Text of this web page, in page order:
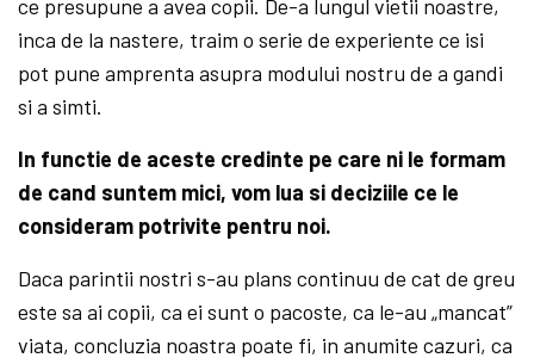
ce presupune a avea copii. De-a lungul vietii noastre,
inca de la nastere, traim o serie de experiente ce isi
pot pune amprenta asupra modului nostru de a gandi
si a simti.
In functie de aceste credinte pe care ni le formam
de cand suntem mici, vom lua si deciziile ce le
consideram potrivite pentru noi.
Daca parintii nostri s-au plans continuu de cat de greu
este sa ai copii, ca ei sunt o pacoste, ca le-au „mancat”
viata, concluzia noastra poate fi, in anumite cazuri, ca